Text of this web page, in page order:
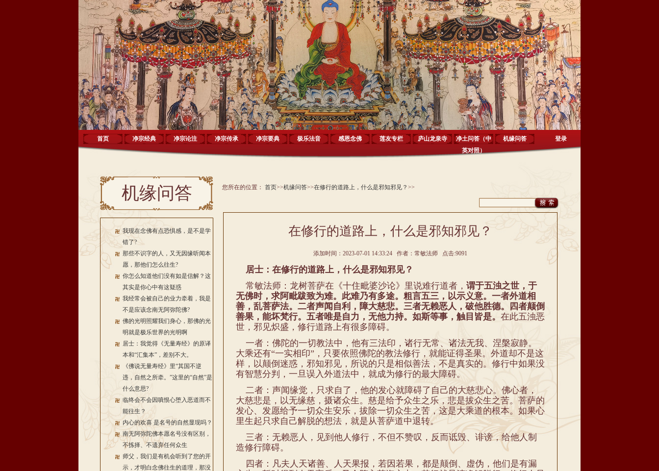
首页 净宗经典 净宗论注 净宗传承 净宗要典 极乐法音 感恩念佛 莲友专栏 庐山龙泉寺
净土问答（中
英对照）
机缘问答 登录
机缘问答
我现在念佛有点恐惧感，是不是学
错了?
那些不识字的人，又无因缘听闻本
愿，那他们怎么往生?
你怎么知道他们没有如是信解？这
其实是你心中有这疑惑
我经常会被自己的业力牵着，我是
不是应该念南无阿弥陀佛?
佛的光明照耀我们身心，那佛的光
明就是极乐世界的光明啊
居士：我觉得《无量寿经》的原译
本和“汇集本”，差别不大。
《佛说无量寿经》里“其国不逆
违，自然之所牵。”这里的“自然”是
什么意思?
临终会不会因嗔恨心堕入恶道而不
能往生？
内心的欢喜 是名号的自然显现吗？
南无阿弥陀佛本愿名号没有区别，
不拣择、不遗弃任何众生
师父，我们是有机会听到了您的开
示，才明白念佛往生的道理，那没
您所在的位置： 首页>>机缘问答>>在修行的道路上，什么是邪知邪见？ >>
在修行的道路上，什么是邪知邪见？
添加时间：2023-07-01 14:33:24 作者：常敏法师 点击:9091
居士：在修行的道路上，什么是邪知邪见？
常敏法师：龙树菩萨在《十住毗婆沙论》里说难行道者， 谓于五浊之世，于
无佛时，求阿毗跋致为难。此难乃有多途。粗言五三，以示义意。一者外道相
善，乱菩萨法。二者声闻自利，障大慈悲。三者无赖恶人，破他胜德。四者颠倒
善果，能坏梵行。五者唯是自力，无他力持。如斯等事，触目皆是。 在此五浊恶
世，邪见炽盛，修行道路上有很多障碍。
一者：佛陀的一切教法中，他有三法印，诸行无常、诸法无我、涅槃寂静。
大乘还有“一实相印”，只要依照佛陀的教法修行，就能证得圣果。外道却不是这
样，以颠倒迷惑，邪知邪见，所说的只是相似善法，不是真实的。修行中如果没
有智慧分判，一旦误入外道法中，就成为修行的最大障碍。
二者：声闻缘觉，只求自了，他的发心就障碍了自己的大慈悲心。佛心者，
大慈悲是，以无缘慈，摄诸众生。慈是给予众生之乐，悲是拔众生之苦。菩萨的
发心、发愿给予一切众生安乐，拔除一切众生之苦，这是大乘道的根本。如果心
里生起只求自己解脱的想法，就是从菩萨道中退转。
三者：无赖恶人，见到他人修行，不但不赞叹，反而诋毁、诽谤，给他人制
造修行障碍。
四者：凡夫人天诸善、人天果报，若因若果，都是颠倒、虚伪，他们是有漏